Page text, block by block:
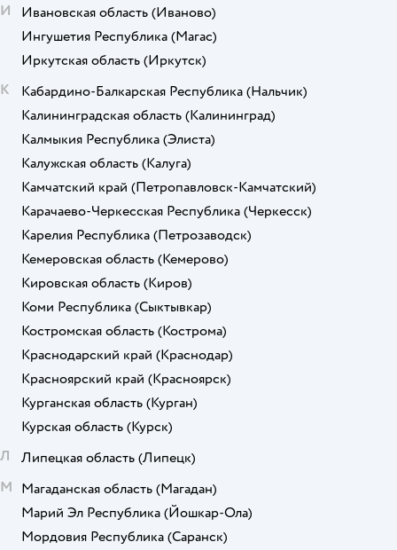
И
Ивановская область (Иваново)
Ингушетия Республика (Магас)
Иркутская область (Иркутск)
К
Кабардино-Балкарская Республика (Нальчик)
Калининградская область (Калининград)
Калмыкия Республика (Элиста)
Калужская область (Калуга)
Камчатский край (Петропавловск-Камчатский)
Карачаево-Черкесская Республика (Черкесск)
Карелия Республика (Петрозаводск)
Кемеровская область (Кемерово)
Кировская область (Киров)
Коми Республика (Сыктывкар)
Костромская область (Кострома)
Краснодарский край (Краснодар)
Красноярский край (Красноярск)
Курганская область (Курган)
Курская область (Курск)
Л
Липецкая область (Липецк)
М Магаданская область (Магадан)
Марий Эл Республика (Йошкар-Ола)
Мордовия Республика (Саранск)